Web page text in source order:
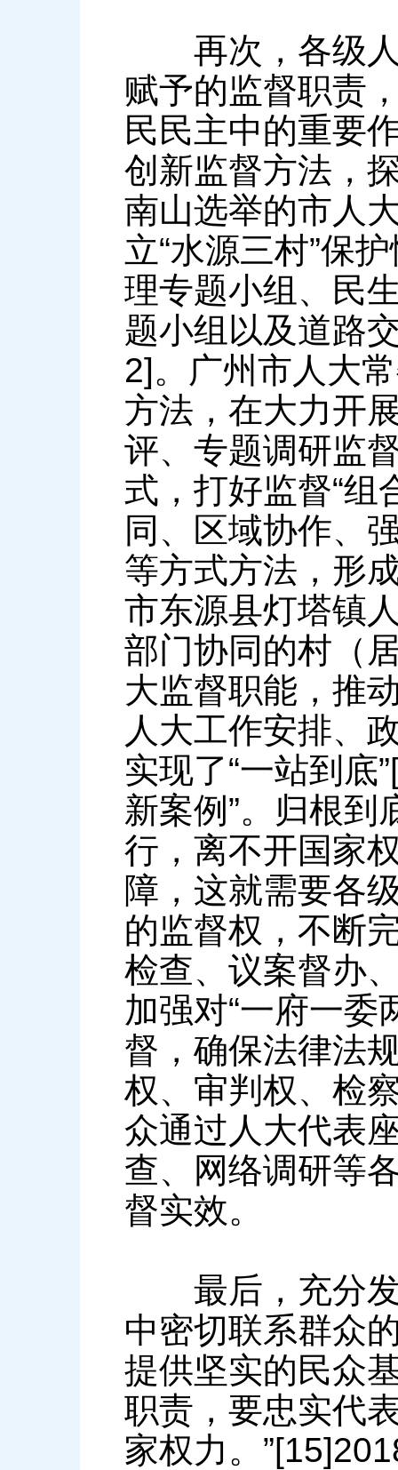
再次，各级人
赋予的监督职责
民民主中的重要
创新监督方法，
南山选举的市人
立“水源三村”保
理专题小组、民
题小组以及道路
2]。广州市人大
方法，在大力开
评、专题调研监
式，打好监督“组
同、区域协作、
等方式方法，形
市东源县灯塔镇
部门协同的村（
大监督职能，推
人大工作安排、
实现了“一站到底
新案例”。归根
行，离不开国家
障，这就需要各
的监督权，不断
检查、议案督办
加强对“一府一委
督，确保法律法
权、审判权、检
众通过人大代表
查、网络调研等
督实效。
最后，充分发
中密切联系群众
提供坚实的民众
职责，要忠实代
家权力。